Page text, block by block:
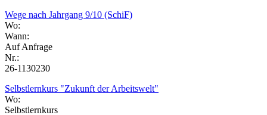
Wege nach Jahrgang 9/10 (SchiF)
Wo:
Wann:
Auf Anfrage
Nr.:
26-1130230
Selbstlernkurs "Zukunft der Arbeitswelt"
Wo:
Selbstlernkurs